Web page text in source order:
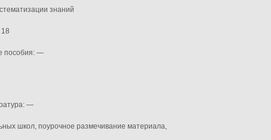
знаний
пособия: —
—
школ, поурочное размечивание материала,